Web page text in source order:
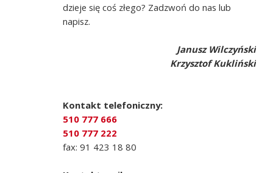
dzieje się coś złego? Zadzwoń do nas lub
napisz.
Janusz Wilczyński
Krzysztof Kukliński
Kontakt telefoniczny:
510 777 666
510 777 222
fax: 91 423 18 80